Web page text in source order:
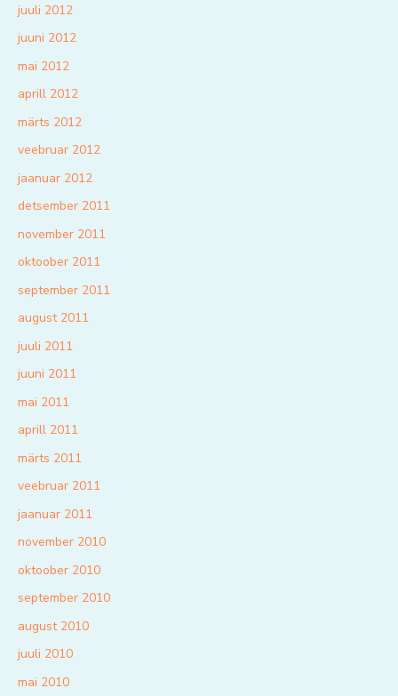
juuli 2012
juuni 2012
mai 2012
aprill 2012
märts 2012
veebruar 2012
jaanuar 2012
detsember 2011
november 2011
oktoober 2011
september 2011
august 2011
juuli 2011
juuni 2011
mai 2011
aprill 2011
märts 2011
veebruar 2011
jaanuar 2011
november 2010
oktoober 2010
september 2010
august 2010
juuli 2010
mai 2010